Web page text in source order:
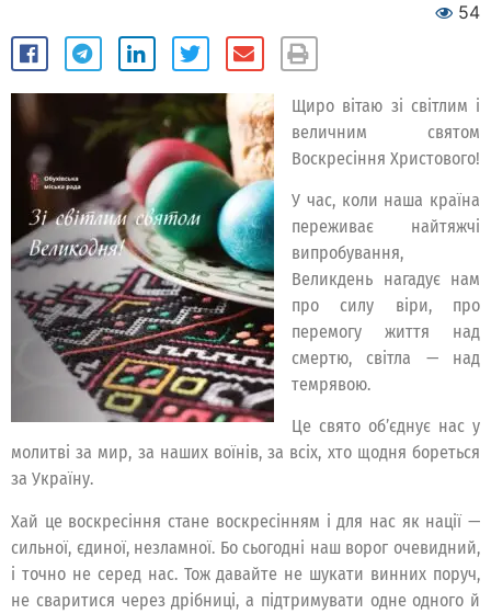
54
Щиро вітаю зі світлим і
величним святом
Воскресіння Христового!
У час, коли наша країна
переживає найтяжчі
випробування,
Великдень нагадує нам
про силу віри, про
перемогу життя над
смертю, світла — над
темрявою.
Це свято об’єднує нас у
молитві за мир, за наших воїнів, за всіх, хто щодня бореться
за Україну.
Хай це воскресіння стане воскресінням і для нас як нації —
сильної, єдиної, незламної. Бо сьогодні наш ворог очевидний,
і точно не серед нас. Тож давайте не шукати винних поруч,
не сваритися через дрібниці, а підтримувати одне одного й